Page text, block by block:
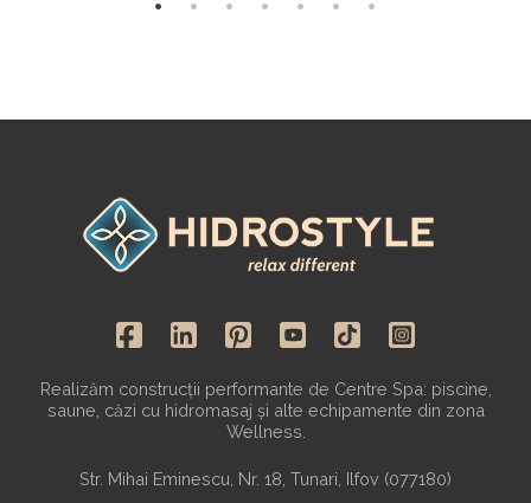
Realizăm construcții performante de Centre Spa: piscine,
saune, căzi cu hidromasaj și alte echipamente din zona
Wellness.
Str. Mihai Eminescu, Nr. 18, Tunari, Ilfov (077180)